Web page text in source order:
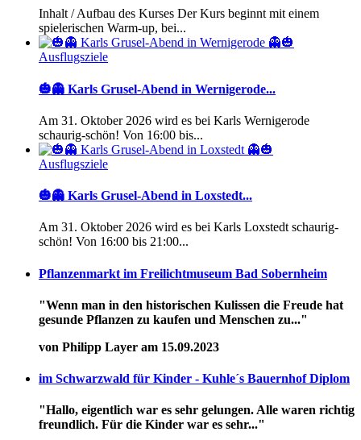
Inhalt / Aufbau des Kurses Der Kurs beginnt mit einem
spielerischen Warm-up, bei...
Ausflugsziele
🎃👻 Karls Grusel-Abend in Wernigerode...
Am 31. Oktober 2026 wird es bei Karls Wernigerode
schaurig-schön! Von 16:00 bis...
Ausflugsziele
🎃👻 Karls Grusel-Abend in Loxstedt...
Am 31. Oktober 2026 wird es bei Karls Loxstedt schaurig-
schön! Von 16:00 bis 21:00...
Pflanzenmarkt im Freilichtmuseum Bad Sobernheim
"Wenn man in den historischen Kulissen die Freude hat
gesunde Pflanzen zu kaufen und Menschen zu..."
von Philipp Layer am 15.09.2023
im Schwarzwald für Kinder - Kuhle´s Bauernhof Diplom
"Hallo, eigentlich war es sehr gelungen. Alle waren richtig
freundlich. Für die Kinder war es sehr..."